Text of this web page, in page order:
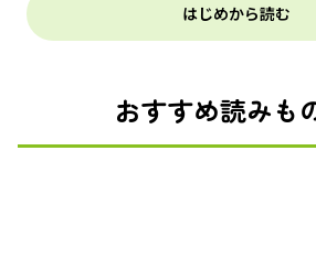
はじめから読む
おすすめ読みも